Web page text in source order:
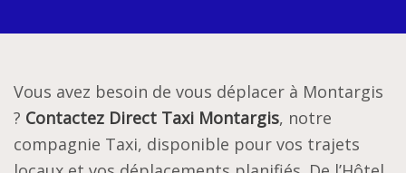
Vous avez besoin de vous déplacer à Montargis
? Contactez Direct Taxi Montargis, notre
compagnie Taxi, disponible pour vos trajets